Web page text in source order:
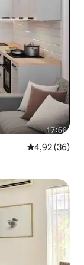
Średnia
4,92 (36)